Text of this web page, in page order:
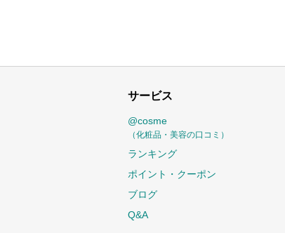
サービス
@cosme
（化粧品・美容の口コミ）
ランキング
ポイント・クーポン
ブログ
Q&A